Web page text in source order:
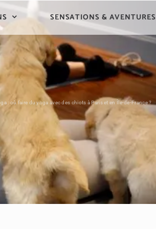
SENSATIONS & AVENTURES
: où faire du yoga avec des chiots à Paris et en Île-de-France ?